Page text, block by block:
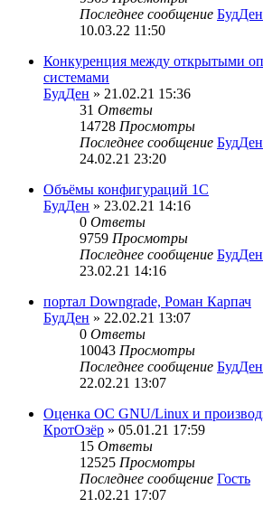
Последнее сообщение БудДен
10.03.22 11:50
Конкуренция между открытыми
системами
БудДен » 21.02.21 15:36
31 Ответы
14728 Просмотры
Последнее сообщение БудДен
24.02.21 23:20
Объёмы конфигураций 1С
БудДен » 23.02.21 14:16
0 Ответы
9759 Просмотры
Последнее сообщение БудДен
23.02.21 14:16
портал Downgrade, Роман Карпач
БудДен » 22.02.21 13:07
0 Ответы
10043 Просмотры
Последнее сообщение БудДен
22.02.21 13:07
Оценка ОС GNU/Linux и
КротОзёр » 05.01.21 17:59
15 Ответы
12525 Просмотры
Последнее сообщение Гость
21.02.21 17:07